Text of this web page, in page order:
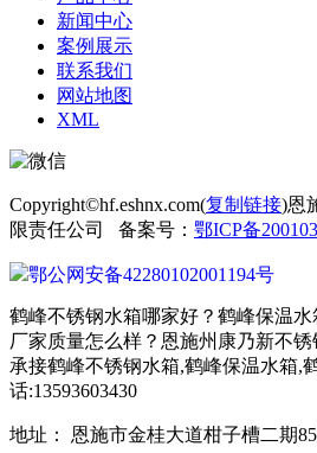
新闻中心
案例展示
联系我们
网站地图
XML
Copyright©hf.eshnx.com(复制链接)恩
限责任公司 备案号： 鄂ICP备
鄂公网安备42280102001194号
鹤峰不锈钢水箱哪家好？鹤峰保温
厂家质量怎么样？恩施州康乃新不
承接鹤峰不锈钢水箱,鹤峰保温水箱,
话:13593603430
地址： 恩施市金桂大道柑子槽二期